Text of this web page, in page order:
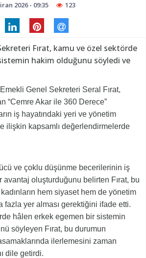
2026 - 09:35 123
Fırat, kamu ve özel sektörde
hakim olduğunu söyledi ve
Genel Sekreteri Seral Fırat,
“Cemre Akar ile 360 Derece”
iş hayatındaki yeri ve yönetim
ilişkin kapsamlı değerlendirmelerde
ve çoklu düşünme becerilerinin iş
avantaj oluşturduğunu belirten Fırat, bu
hem siyaset hem de yönetim
fazla yer alması gerektiğini ifade etti.
hâlen erkek egemen bir sistemin
söyleyen Fırat, bu durumun
ilerlemesini zaman
dile getirdi.